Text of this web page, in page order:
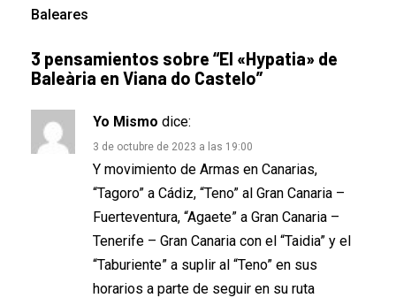
Baleares
3 pensamientos sobre “El «Hypatia» de
Baleària en Viana do Castelo”
Yo Mismo dice:
3 de octubre de 2023 a las 19:00
Y movimiento de Armas en Canarias,
“Tagoro” a Cádiz, “Teno” al Gran Canaria –
Fuerteventura, “Agaete” a Gran Canaria –
Tenerife – Gran Canaria con el “Taidia” y el
“Taburiente” a suplir al “Teno” en sus
horarios a parte de seguir en su ruta